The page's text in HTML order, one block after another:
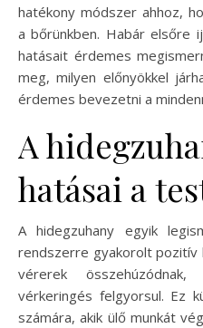
hatékony módszer ahhoz,
a bőrünkben. Habár elsőre
hatásait érdemes
meg, milyen előnyökkel
érdemes bevezetni a
A
hatásai a
A hidegzuhany egyik
rendszerre gyakorolt pozitív
vérerek
vérkeringés felgyorsul. Ez
számára, akik ülő munkát